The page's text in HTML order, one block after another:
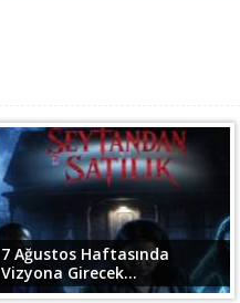
7 Ağustos Haftasında
Vizyona Girecek...